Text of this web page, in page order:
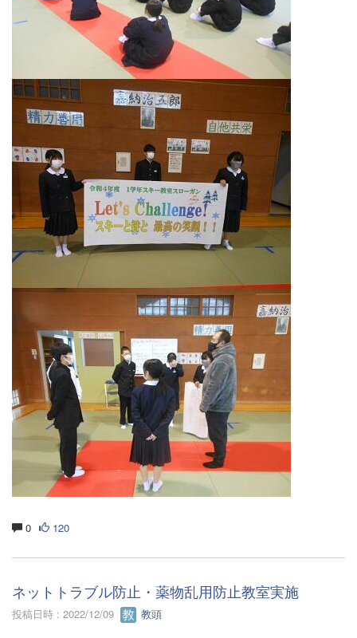
0 120
ネットトラブル防止・薬物乱用防止教室実施
投稿日時 : 2022/12/09 教頭